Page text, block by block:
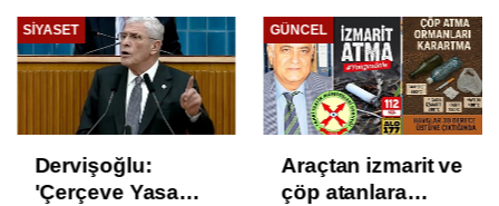
GÜNCEL
Araçtan izmarit ve
çöp atanlara
EKONOMI
TÜİK Temmuz
enflasyonunu